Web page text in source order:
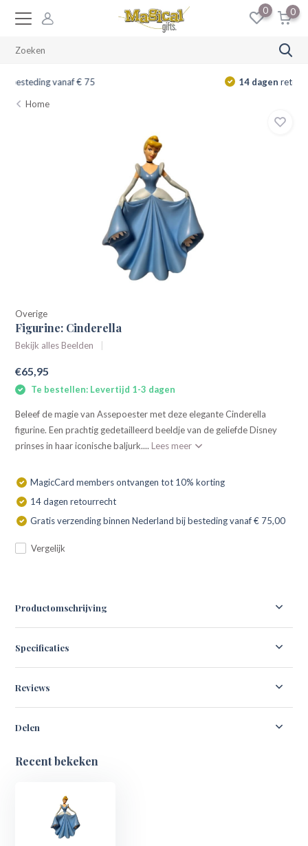
0 0
Home
Overige
Figurine: Cinderella
Bekijk alles Beelden
€65,95
Te bestellen: Levertijd 1-3 dagen
Beleef de magie van Assepoester met deze elegante Cinderella
figurine. Een prachtig gedetailleerd beeldje van de geliefde Disney
prinses in haar iconische baljurk.... Lees meer
MagicCard members ontvangen tot 10% korting
14 dagen retourrecht
Gratis verzending binnen Nederland bij besteding vanaf € 75,00
Vergelijk
Productomschrijving
Specificaties
Reviews
Delen
Recent bekeken